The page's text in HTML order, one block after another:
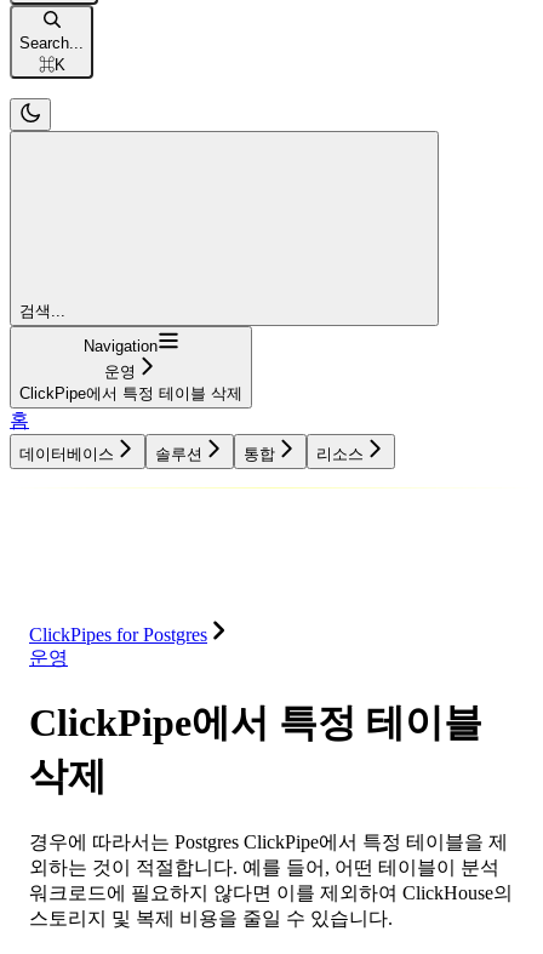
Search...
⌘K
검색...
Navigation
운영
ClickPipe에서 특정 테이블 삭제
홈
데이터베이스 솔루션 통합 리소스
ClickPipes for Postgres
운영
ClickPipe에서 특정 테이블
삭제
경우에 따라서는 Postgres ClickPipe에서 특정 테이블을 제
외하는 것이 적절합니다. 예를 들어, 어떤 테이블이 분석
워크로드에 필요하지 않다면 이를 제외하여 ClickHouse의
스토리지 및 복제 비용을 줄일 수 있습니다.